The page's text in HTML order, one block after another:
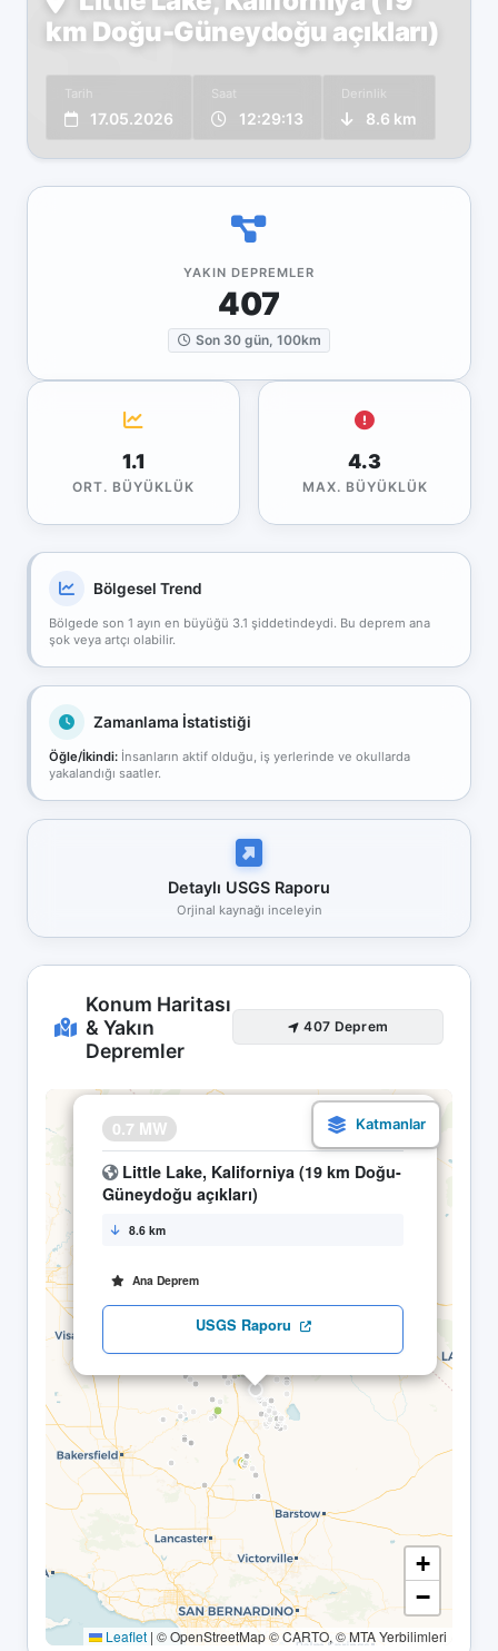
km Doğu-Güneydoğu açıkları)
Tarih
17.05.2026
Saat
12:29:13
Derinlik
8.6 km
YAKIN DEPREMLER
407
Son 30 gün, 100km
1.1
ORT. BÜYÜKLÜK
4.3
MAX. BÜYÜKLÜK
Bölgesel Trend
Bölgede son 1 ayın en büyüğü 3.1 şiddetindeydi. Bu deprem ana
şok veya artçı olabilir.
Zamanlama İstatistiği
Öğle/İkindi: İnsanların aktif olduğu, iş yerlerinde ve okullarda
yakalandığı saatler.
Detaylı USGS Raporu
Orjinal kaynağı inceleyin
Konum Haritası
& Yakın
Depremler
407 Deprem
0.7 MW 17.05 12:29
Little Lake, Kaliforniya (19 km Doğu-
Güneydoğu açıkları)
8.6 km
Ana Deprem
USGS Raporu
×
+
−
Leaflet | © OpenStreetMap © CARTO, © MTA Yerbilimleri